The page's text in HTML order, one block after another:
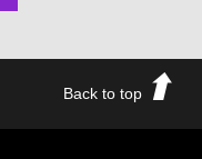
Back to top